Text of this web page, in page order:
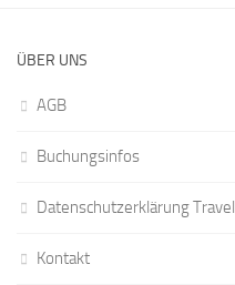
ÜBER UNS
AGB
Buchungsinfos
Datenschutzerklärung Travel
Kontakt